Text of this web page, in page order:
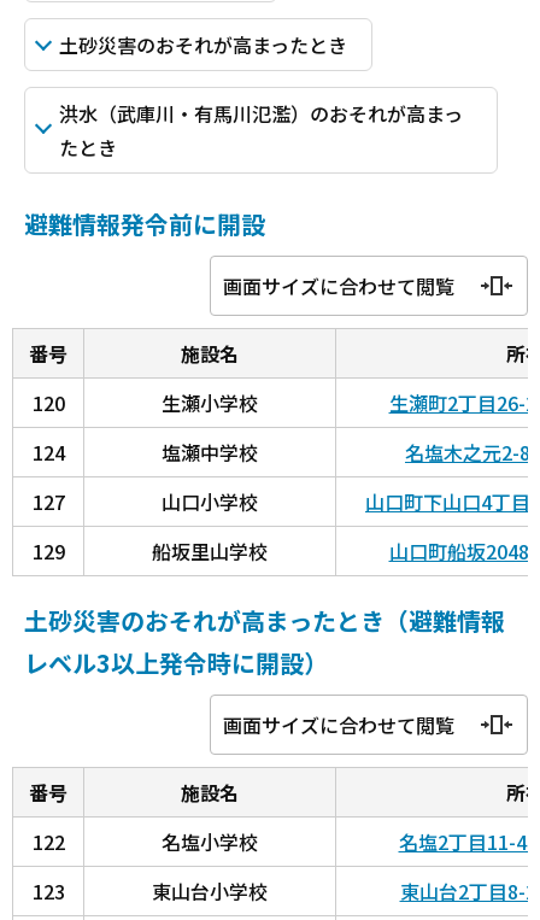
土砂災害のおそれが高まったとき
洪水（武庫川・有馬川氾濫）のおそれが高まっ
たとき
避難情報発令前に開設
画面サイズに合わせて閲覧
番号 施設名
所
120
生瀬小学校
生瀬町2丁目26-
124
塩瀬中学校
名塩木之元2-8
127
山口小学校
山口町下山口4丁
129
船坂里山学校 山口町船坂
土砂災害のおそれが高まったとき（避難情報
レベル3以上発令時に開設）
画面サイズに合わせて閲覧
番号 施設名
所
122
名塩小学校
名塩2丁目11-
123
東山台小学校
東山台2丁目8-